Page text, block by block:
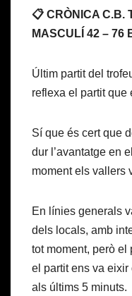
📋 CRÒNICA C.B.
MASCULÍ 42 – 76
Últim partit del
reflexa el partit que
Sí que és cert que
dur l’avantatge en
moment els vallers
En línies generals
dels locals, amb
tot moment, però el
el partit ens va
als últims 5 minuts.